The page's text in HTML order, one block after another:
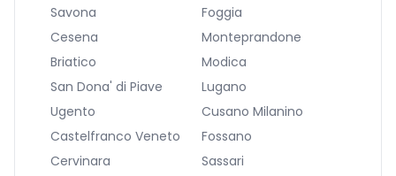
Savona
Foggia
Cesena
Monteprandone
Briatico
Modica
San Dona' di Piave
Lugano
Ugento
Cusano Milanino
Castelfranco Veneto
Fossano
Cervinara
Sassari